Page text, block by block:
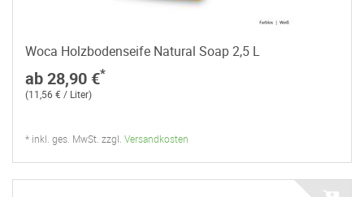
Woca Holzbodenseife Natural Soap 2,5 L
ab 28,90 €*
(11,56 € / Liter)
* inkl. ges. MwSt. zzgl. Versandkosten